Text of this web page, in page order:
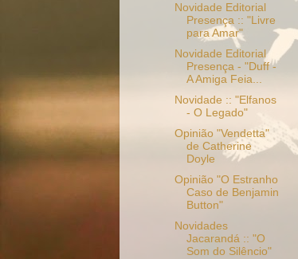
Novidade Editorial
Presença :: "Livre
para Amar"
Novidade Editorial
Presença - "Duff -
A Amiga Feia...
Novidade :: "Elfanos
- O Legado"
Opinião "Vendetta"
de Catherine
Doyle
Opinião "O Estranho
Caso de Benjamin
Button"
Novidades
Jacarandá :: "O
Som do Silêncio"